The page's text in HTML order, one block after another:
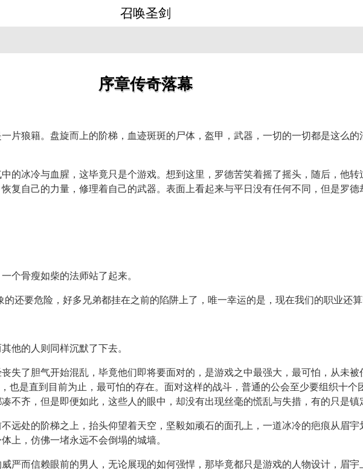
召唤圣剑
序章传奇落幕
片狼籍。盘旋而上的阶梯，血迹斑斑的尸体，盔甲，武器，一切的一切都是这么
的冰冷与血腥，这毕竟只是个游戏。想到这里，罗德苦笑着摇了摇头，随后，他
复自己的力量，修理着自己的武器。表面上看起来与平日没有任何不同，但是罗
个骨瘦如柴的法师站了起来。
还要危险，好多兄弟都挂在之前的陷阱上了，唯一幸运的是，现在我们的职业还算
他的人则同样沉默了下去。
失了胆气开始混乱，毕竟他们即将要面对的，是游戏之中最强大，最可怕，从未
也是直到目前为止，最可怕的存在。面对这样的战斗，普通的公会至少要组织十个
不齐，但是即便如此，这些人的眼中，却没有出现丝毫的慌乱与失措，有的只是镇
远处的阶梯之上，抬头仰望着天空，坚毅如顽石的面孔上，一道冰冷的疤痕从眉
上，仿佛一堵永远不会倒塌的城墙。
严而信赖眼前的男人，无论展现的如何强悍，那毕竟都只是游戏的人物设计，眉宇